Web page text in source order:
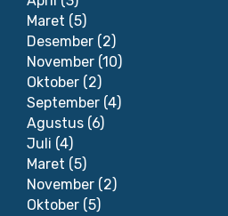
Maret (5)
Desember (2)
November (10)
Oktober (2)
September (4)
Agustus (6)
Juli (4)
Maret (5)
November (2)
Oktober (5)